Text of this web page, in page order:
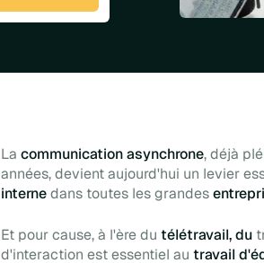
La communication asynchrone, déjà
années, devient aujourd'hui un levier
internedans toutes les grandes
Et pour cause, à l'ère du télétravail, du
d'interaction est essentiel au travail